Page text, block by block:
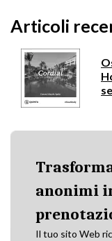
Articoli
anonimi
Il tuo sito Web